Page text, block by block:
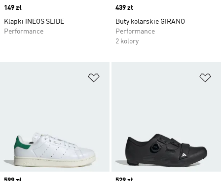
Price
149 zł
Klapki INEOS SLIDE
Performance
Price
439 zł
Buty kolarskie GIRANO
Performance
2 kolory